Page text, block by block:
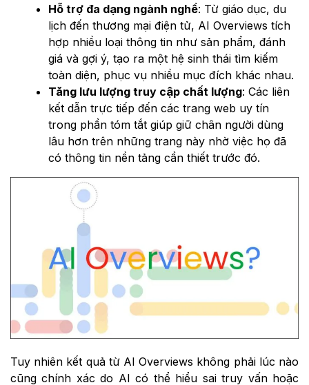
Hỗ trợ đa dạng ngành nghề: Từ giáo dục, du
lịch đến thương mại điện tử, AI Overviews tích
hợp nhiều loại thông tin như sản phẩm, đánh
giá và gợi ý, tạo ra một hệ sinh thái tìm kiếm
toàn diện, phục vụ nhiều mục đích khác nhau.
Tăng lưu lượng truy cập chất lượng: Các liên
kết dẫn trực tiếp đến các trang web uy tín
trong phần tóm tắt giúp giữ chân người dùng
lâu hơn trên những trang này nhờ việc họ đã
có thông tin nền tảng cần thiết trước đó.
Tuy nhiên kết quả từ AI Overviews không phải lúc nào
cũng chính xác do AI có thể hiểu sai truy vấn hoặc